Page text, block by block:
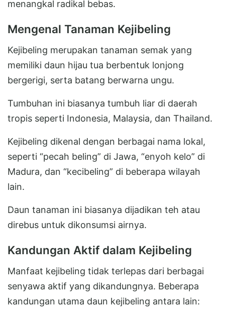
menangkal radikal bebas.
Mengenal Tanaman Kejibeling
Kejibeling merupakan tanaman semak yang
memiliki daun hijau tua berbentuk lonjong
bergerigi, serta batang berwarna ungu.
Tumbuhan ini biasanya tumbuh liar di daerah
tropis seperti Indonesia, Malaysia, dan Thailand.
Kejibeling dikenal dengan berbagai nama lokal,
seperti “pecah beling” di Jawa, “enyoh kelo” di
Madura, dan “kecibeling” di beberapa wilayah
lain.
Daun tanaman ini biasanya dijadikan teh atau
direbus untuk dikonsumsi airnya.
Kandungan Aktif dalam Kejibeling
Manfaat kejibeling tidak terlepas dari berbagai
senyawa aktif yang dikandungnya. Beberapa
kandungan utama daun kejibeling antara lain: